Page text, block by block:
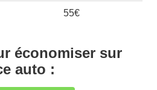
55€
économiser sur
auto :